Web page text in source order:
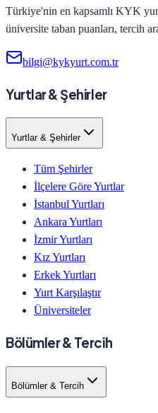
Türkiye'nin en kapsamlı KYK
üniversite taban puanları, tercih
bilgi@kykyurt.com.tr
Yurtlar & Şehirler
Yurtlar & Şehirler
Tüm Şehirler
İlçelere Göre Yurtlar
İstanbul Yurtları
Ankara Yurtları
İzmir Yurtları
Kız Yurtları
Erkek Yurtları
Yurt Karşılaştır
Üniversiteler
Bölümler & Tercih
Bölümler & Tercih